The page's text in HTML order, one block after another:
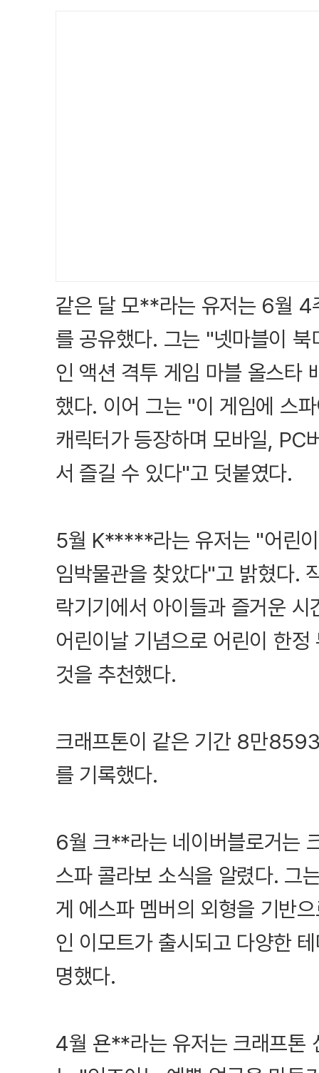
같은 달 모**라는 유저는 6월 4
를 공유했다. 그는 "넷마블이
인 액션 격투 게임 마블 올스타
했다. 이어 그는 "이 게임에 스
캐릭터가 등장하며 모바일, PC
서 즐길 수 있다"고 덧붙였다.
5월 K*****라는 유저는 "어린
임박물관을 찾았다"고 밝혔다.
락기기에서 아이들과 즐거운
어린이날 기념으로 어린이 한
것을 추천했다.
크래프톤이 같은 기간 8만
를 기록했다.
6월 크**라는 네이버블로거는
스파 콜라보 소식을 알렸다. 그
게 에스파 멤버의 외형을 기반
인 이모트가 출시되고 다양한
명했다.
4월 욘**라는 유저는 크래프톤